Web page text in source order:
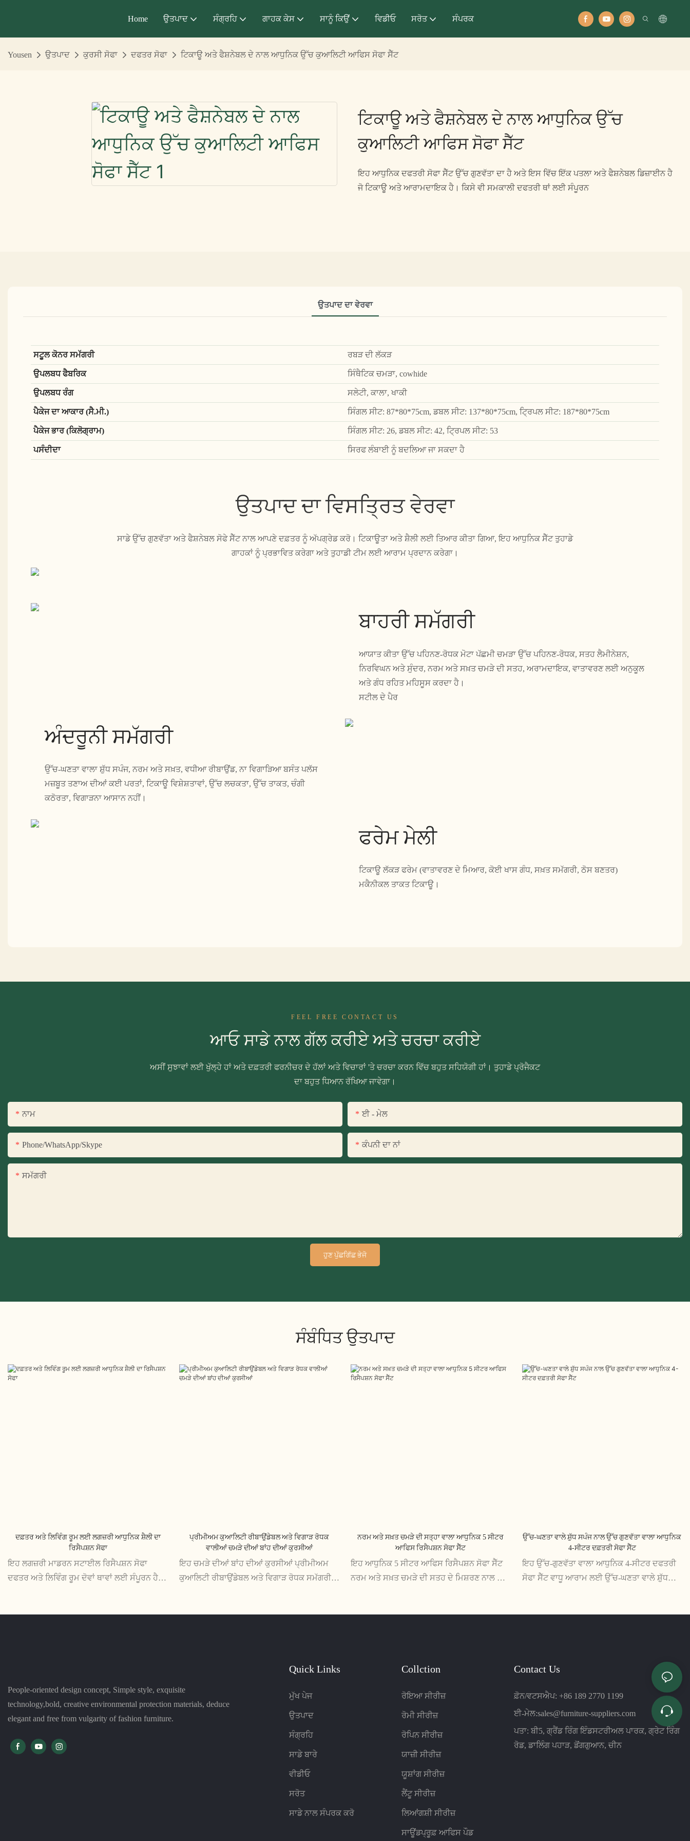
Home ਉਤਪਾਦ ਸੰਗ੍ਰਹਿ ਗਾਹਕ ਕੇਸ ਸਾਨੂੰ ਕਿਉਂ ਵਿਡੀਓ ਸਰੋਤ ਸੰਪਰਕ
Yousen ਉਤਪਾਦ ਕੁਰਸੀ ਸੋਫਾ ਦਫਤਰ ਸੋਫਾ ਟਿਕਾਊ ਅਤੇ ਫੈਸ਼ਨੇਬਲ ਦੇ ਨਾਲ ਆਧੁਨਿਕ ਉੱਚ ਕੁਆਲਿਟੀ ਆਫਿਸ ਸੋਫਾ ਸੈੱਟ
ਟਿਕਾਊ ਅਤੇ ਫੈਸ਼ਨੇਬਲ ਦੇ ਨਾਲ ਆਧੁਨਿਕ ਉੱਚ
ਕੁਆਲਿਟੀ ਆਫਿਸ ਸੋਫਾ ਸੈੱਟ
ਇਹ ਆਧੁਨਿਕ ਦਫਤਰੀ ਸੋਫਾ ਸੈੱਟ ਉੱਚ ਗੁਣਵੱਤਾ ਦਾ ਹੈ ਅਤੇ ਇਸ ਵਿੱਚ ਇੱਕ ਪਤਲਾ ਅਤੇ ਫੈਸ਼ਨੇਬਲ ਡਿਜ਼ਾਈਨ ਹੈ
ਜੋ ਟਿਕਾਊ ਅਤੇ ਆਰਾਮਦਾਇਕ ਹੈ। ਕਿਸੇ ਵੀ ਸਮਕਾਲੀ ਦਫਤਰੀ ਥਾਂ ਲਈ ਸੰਪੂਰਨ
ਉਤਪਾਦ ਦਾ ਵੇਰਵਾ
ਸਟੂਲ ਕੋਨਰ ਸਮੱਗਰੀ
ਰਬੜ ਦੀ ਲੱਕੜ
ਉਪਲਬਧ ਫੈਬਰਿਕ
ਸਿੰਥੈਟਿਕ ਚਮੜਾ, cowhide
ਉਪਲਬਧ ਰੰਗ
ਸਲੇਟੀ, ਕਾਲਾ, ਖਾਕੀ
ਪੈਕੇਜ ਦਾ ਆਕਾਰ (ਸੈ.ਮੀ.)
ਸਿੰਗਲ ਸੀਟ: 87*80*75cm, ਡਬਲ ਸੀਟ: 137*80*75cm, ਟ੍ਰਿਪਲ ਸੀਟ: 187*80*75cm
ਪੈਕੇਜ ਭਾਰ (ਕਿਲੋਗ੍ਰਾਮ)
ਸਿੰਗਲ ਸੀਟ: 26, ਡਬਲ ਸੀਟ: 42, ਟ੍ਰਿਪਲ ਸੀਟ: 53
ਪਸੰਦੀਦਾ
ਸਿਰਫ ਲੰਬਾਈ ਨੂੰ ਬਦਲਿਆ ਜਾ ਸਕਦਾ ਹੈ
ਉਤਪਾਦ ਦਾ ਵਿਸਤ੍ਰਿਤ ਵੇਰਵਾ
ਸਾਡੇ ਉੱਚ ਗੁਣਵੱਤਾ ਅਤੇ ਫੈਸ਼ਨੇਬਲ ਸੋਫੇ ਸੈੱਟ ਨਾਲ ਆਪਣੇ ਦਫ਼ਤਰ ਨੂੰ ਅੱਪਗ੍ਰੇਡ ਕਰੋ। ਟਿਕਾਊਤਾ ਅਤੇ ਸ਼ੈਲੀ ਲਈ ਤਿਆਰ ਕੀਤਾ ਗਿਆ, ਇਹ ਆਧੁਨਿਕ ਸੈੱਟ ਤੁਹਾਡੇ
ਗਾਹਕਾਂ ਨੂੰ ਪ੍ਰਭਾਵਿਤ ਕਰੇਗਾ ਅਤੇ ਤੁਹਾਡੀ ਟੀਮ ਲਈ ਆਰਾਮ ਪ੍ਰਦਾਨ ਕਰੇਗਾ।
ਬਾਹਰੀ ਸਮੱਗਰੀ
ਆਯਾਤ ਕੀਤਾ ਉੱਚ ਪਹਿਨਣ-ਰੋਧਕ ਮੋਟਾ ਪੱਛਮੀ ਚਮੜਾ ਉੱਚ ਪਹਿਨਣ-ਰੋਧਕ, ਸਤਹ ਲੈਮੀਨੇਸ਼ਨ,
ਨਿਰਵਿਘਨ ਅਤੇ ਸੁੰਦਰ, ਨਰਮ ਅਤੇ ਸਖ਼ਤ ਚਮੜੇ ਦੀ ਸਤਹ, ਅਰਾਮਦਾਇਕ, ਵਾਤਾਵਰਣ ਲਈ ਅਨੁਕੂਲ
ਅਤੇ ਗੰਧ ਰਹਿਤ ਮਹਿਸੂਸ ਕਰਦਾ ਹੈ।
ਸਟੀਲ ਦੇ ਪੈਰ
ਅੰਦਰੂਨੀ ਸਮੱਗਰੀ
ਉੱਚ-ਘਣਤਾ ਵਾਲਾ ਸ਼ੁੱਧ ਸਪੰਜ, ਨਰਮ ਅਤੇ ਸਖ਼ਤ, ਵਧੀਆ ਰੀਬਾਉਂਡ, ਨਾ ਵਿਗਾੜਿਆ ਬਸੰਤ ਪਲੱਸ
ਮਜ਼ਬੂਤ ​​ਤਣਾਅ ਦੀਆਂ ਕਈ ਪਰਤਾਂ, ਟਿਕਾਊ ਵਿਸ਼ੇਸ਼ਤਾਵਾਂ, ਉੱਚ ਲਚਕਤਾ, ਉੱਚ ਤਾਕਤ, ਚੰਗੀ
ਕਠੋਰਤਾ, ਵਿਗਾੜਨਾ ਆਸਾਨ ਨਹੀਂ।
ਫਰੇਮ ਮੇਲੀ
ਟਿਕਾਊ ਲੱਕੜ ਫਰੇਮ (ਵਾਤਾਵਰਣ ਦੇ ਮਿਆਰ, ਕੋਈ ਖਾਸ ਗੰਧ, ਸਖ਼ਤ ਸਮੱਗਰੀ, ਠੋਸ ਬਣਤਰ)
ਮਕੈਨੀਕਲ ਤਾਕਤ ਟਿਕਾਊ।
FEEL FREE CONTACT US
ਆਓ ਸਾਡੇ ਨਾਲ ਗੱਲ ਕਰੀਏ ਅਤੇ ਚਰਚਾ ਕਰੀਏ
ਅਸੀਂ ਸੁਝਾਵਾਂ ਲਈ ਖੁੱਲ੍ਹੇ ਹਾਂ ਅਤੇ ਦਫ਼ਤਰੀ ਫਰਨੀਚਰ ਦੇ ਹੱਲਾਂ ਅਤੇ ਵਿਚਾਰਾਂ 'ਤੇ ਚਰਚਾ ਕਰਨ ਵਿੱਚ ਬਹੁਤ ਸਹਿਯੋਗੀ ਹਾਂ। ਤੁਹਾਡੇ ਪ੍ਰੋਜੈਕਟ
ਦਾ ਬਹੁਤ ਧਿਆਨ ਰੱਖਿਆ ਜਾਵੇਗਾ।
ਨਾਮ ਈ - ਮੇਲ
Phone/WhatsApp/Skype ਕੰਪਨੀ ਦਾ ਨਾਂ
ਸਮੱਗਰੀ
ਹੁਣ ਪੁੱਛਗਿੱਛ ਭੇਜੋ
ਸੰਬੰਧਿਤ ਉਤਪਾਦ
ਦਫ਼ਤਰ ਅਤੇ ਲਿਵਿੰਗ ਰੂਮ ਲਈ ਲਗਜ਼ਰੀ ਆਧੁਨਿਕ ਸ਼ੈਲੀ ਦਾ
ਰਿਸੈਪਸ਼ਨ ਸੋਫਾ
ਇਹ ਲਗਜ਼ਰੀ ਮਾਡਰਨ ਸਟਾਈਲ ਰਿਸੈਪਸ਼ਨ ਸੋਫਾ
ਦਫਤਰ ਅਤੇ ਲਿਵਿੰਗ ਰੂਮ ਦੋਵਾਂ ਥਾਵਾਂ ਲਈ ਸੰਪੂਰਨ ਹੈ,
ਪ੍ਰੀਮੀਅਮ ਕੁਆਲਿਟੀ ਰੀਬਾਉਂਡੇਬਲ ਅਤੇ ਵਿਗਾੜ ਰੋਧਕ
ਵਾਲੀਆਂ ਚਮੜੇ ਦੀਆਂ ਬਾਂਹ ਦੀਆਂ ਕੁਰਸੀਆਂ
ਇਹ ਚਮੜੇ ਦੀਆਂ ਬਾਂਹ ਦੀਆਂ ਕੁਰਸੀਆਂ ਪ੍ਰੀਮੀਅਮ
ਕੁਆਲਿਟੀ ਰੀਬਾਉਂਡੇਬਲ ਅਤੇ ਵਿਗਾੜ ਰੋਧਕ ਸਮੱਗਰੀ
ਨਰਮ ਅਤੇ ਸਖ਼ਤ ਚਮੜੇ ਦੀ ਸਤ੍ਹਾ ਵਾਲਾ ਆਧੁਨਿਕ 5 ਸੀਟਰ
ਆਫਿਸ ਰਿਸੈਪਸ਼ਨ ਸੋਫਾ ਸੈੱਟ
ਇਹ ਆਧੁਨਿਕ 5 ਸੀਟਰ ਆਫਿਸ ਰਿਸੈਪਸ਼ਨ ਸੋਫਾ ਸੈੱਟ
ਨਰਮ ਅਤੇ ਸਖ਼ਤ ਚਮੜੇ ਦੀ ਸਤਹ ਦੇ ਮਿਸ਼ਰਣ ਨਾਲ ਇੱਕ
ਉੱਚ-ਘਣਤਾ ਵਾਲੇ ਸ਼ੁੱਧ ਸਪੰਜ ਨਾਲ ਉੱਚ ਗੁਣਵੱਤਾ ਵਾਲਾ ਆਧੁਨਿਕ
4-ਸੀਟਰ ਦਫ਼ਤਰੀ ਸੋਫਾ ਸੈੱਟ
ਇਹ ਉੱਚ-ਗੁਣਵੱਤਾ ਵਾਲਾ ਆਧੁਨਿਕ 4-ਸੀਟਰ ਦਫਤਰੀ
ਸੋਫਾ ਸੈੱਟ ਵਾਧੂ ਆਰਾਮ ਲਈ ਉੱਚ-ਘਣਤਾ ਵਾਲੇ ਸ਼ੁੱਧ
People-oriented design concept, Simple style, exquisite
technology,bold, creative environmental protection materials, deduce
elegant and free from vulgarity of fashion furniture.
Quick Links
ਮੁੱਖ ਪੇਜ
ਉਤਪਾਦ
ਸੰਗ੍ਰਹਿ
ਸਾਡੇ ਬਾਰੇ
ਵੀਡੀਓ
ਸਰੋਤ
ਸਾਡੇ ਨਾਲ ਸੰਪਰਕ ਕਰੋ
Collction
ਰੋਇਆ ਸੀਰੀਜ਼
ਰੋਮੀ ਸੀਰੀਜ਼
ਰੋਪਿਨ ਸੀਰੀਜ਼
ਯਾਜ਼ੀ ਸੀਰੀਜ਼
ਯੂਸ਼ਾਂਗ ਸੀਰੀਜ਼
ਲੈਂਟੂ ਸੀਰੀਜ਼
ਲਿਆਂਗਸ਼ੀ ਸੀਰੀਜ਼
ਸਾਊਂਡਪ੍ਰੂਫ਼ ਆਫਿਸ ਪੌਡ
Contact Us
ਫ਼ੋਨ/ਵਟਸਐਪ: +86 189 2770 1199
ਈ-ਮੇਲ:sales@furniture-suppliers.com
ਪਤਾ: ਬੀ5, ਗ੍ਰੈਂਡ ਰਿੰਗ ਇੰਡਸਟਰੀਅਲ ਪਾਰਕ, ​​ਗ੍ਰੇਟ ਰਿੰਗ
ਰੋਡ, ਡਾਲਿੰਗ ਪਹਾੜ, ਡੋਂਗਗੁਆਨ, ਚੀਨ